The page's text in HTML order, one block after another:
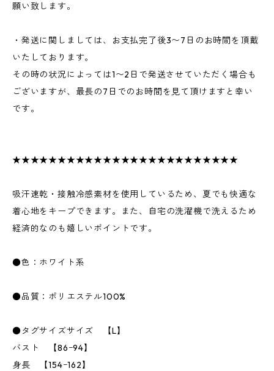
願い致します。
・発送に関しましては、お支払完了後3〜7日のお時間を頂戴
いたしております。
その時の状況によっては1〜2日で発送させていただく場合も
ございますが、最長の7日でのお時間を見て頂けますと幸い
です。
★★★★★★★★★★★★★★★★★★★★★★★★★
吸汗速乾・接触冷感素材を使用しているため、夏でも快適な
着心地をキープできます。また、自宅の洗濯機で洗えるため
経済的なのも嬉しいポイントです。
●色：ホワイト系
●品質：ポリエステル100%
●タグサイズサイズ 【L】
バスト 【86ｰ94】
身長 【154ｰ162】